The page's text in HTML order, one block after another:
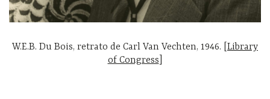
W.E.B. Du Bois, retrato de Carl Van Vechten, 1946. [ Library
of Congress